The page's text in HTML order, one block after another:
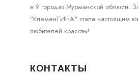
в 9 городах Мурманской области.
"КлеменТИНА" стала настоящим
любителей красоты!
КОНТАКТЫ